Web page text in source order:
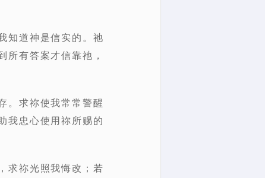
知道神是信实的。祂
所有答案才信靠祂，
。求祢使我常常警醒
我忠心使用祢所赐的
求祢光照我悔改；若